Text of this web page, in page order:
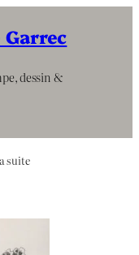
Garrec
dessin &
suite